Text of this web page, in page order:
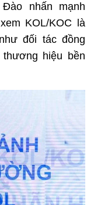
nhấn mạnh
KOL/KOC là
đối tác đồng
hiệu bền